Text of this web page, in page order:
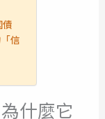
信
什麼它